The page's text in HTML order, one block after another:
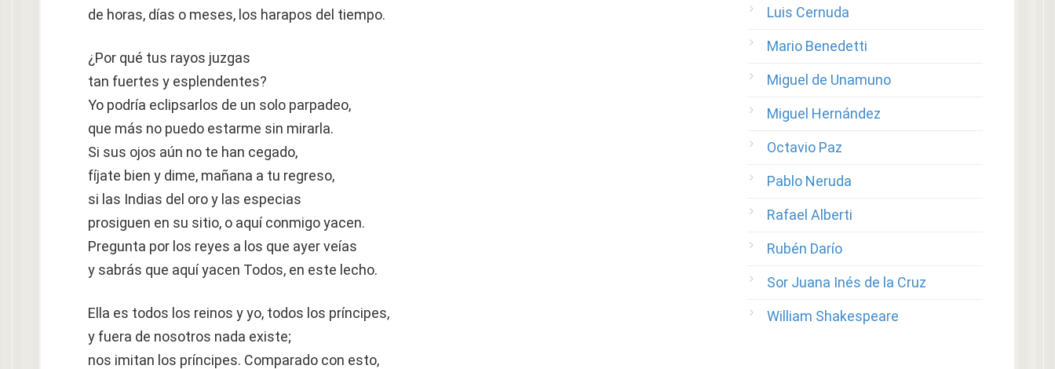
de horas, días o meses, los harapos del tiempo.
¿Por qué tus rayos juzgas
tan fuertes y esplendentes?
Yo podría eclipsarlos de un solo parpadeo,
que más no puedo estarme sin mirarla.
Si sus ojos aún no te han cegado,
fíjate bien y dime, mañana a tu regreso,
si las Indias del oro y las especias
prosiguen en su sitio, o aquí conmigo yacen.
Pregunta por los reyes a los que ayer veías
y sabrás que aquí yacen Todos, en este lecho.
Ella es todos los reinos y yo, todos los príncipes,
y fuera de nosotros nada existe;
nos imitan los príncipes. Comparado con esto,
Luis Cernuda
Mario Benedetti
Miguel de Unamuno
Miguel Hernández
Octavio Paz
Pablo Neruda
Rafael Alberti
Rubén Darío
Sor Juana Inés de la Cruz
William Shakespeare